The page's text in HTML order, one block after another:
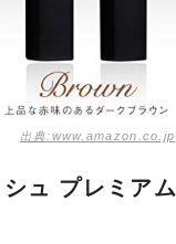
出典:www.amazon.co.jp
ュ プレミアム